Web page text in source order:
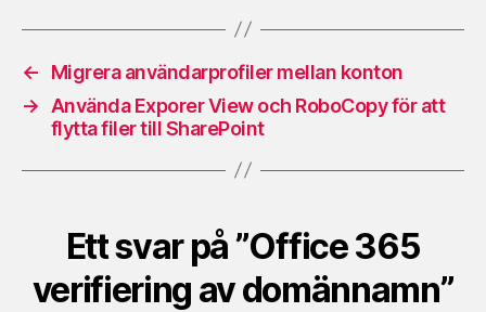
←
Migrera användarprofiler mellan konton
→
Använda Exporer View och RoboCopy för att
flytta filer till SharePoint
Ett svar på ”Office 365
verifiering av domännamn”